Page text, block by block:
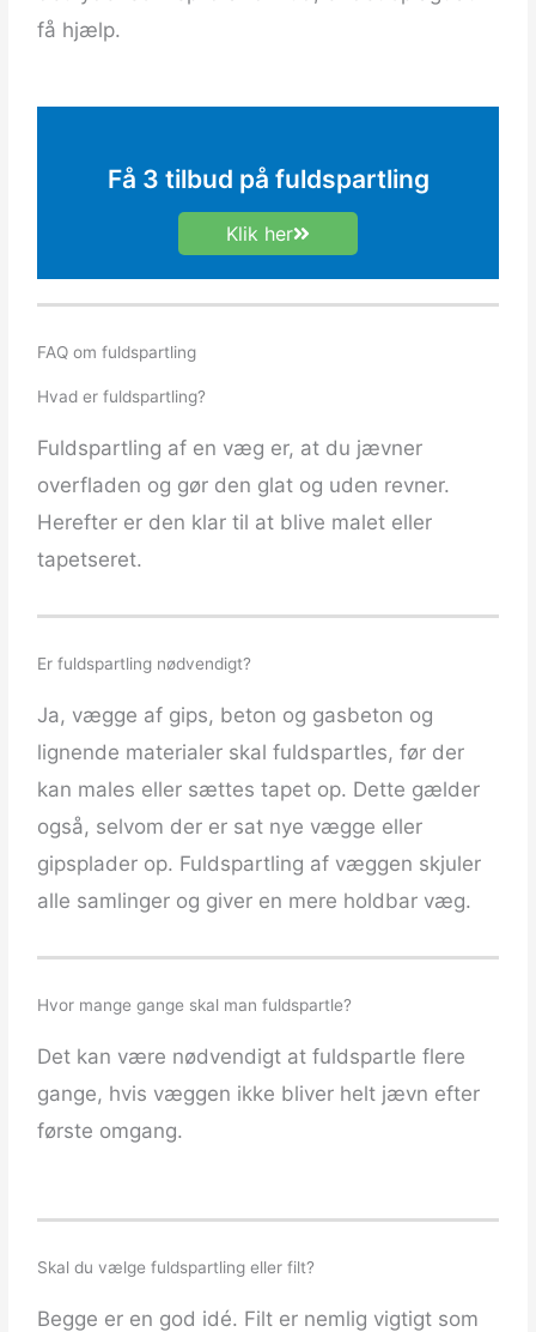
få hjælp.
Få 3 tilbud på fuldspartling
Klik her
FAQ om fuldspartling
Hvad er fuldspartling?
Fuldspartling af en væg er, at du jævner
overfladen og gør den glat og uden revner.
Herefter er den klar til at blive malet eller
tapetseret.
Er fuldspartling nødvendigt?
Ja, vægge af gips, beton og gasbeton og
lignende materialer skal fuldspartles, før der
kan males eller sættes tapet op. Dette gælder
også, selvom der er sat nye vægge eller
gipsplader op. Fuldspartling af væggen skjuler
alle samlinger og giver en mere holdbar væg.
Hvor mange gange skal man fuldspartle?
Det kan være nødvendigt at fuldspartle flere
gange, hvis væggen ikke bliver helt jævn efter
første omgang.
Skal du vælge fuldspartling eller filt?
Begge er en god idé. Filt er nemlig vigtigt som